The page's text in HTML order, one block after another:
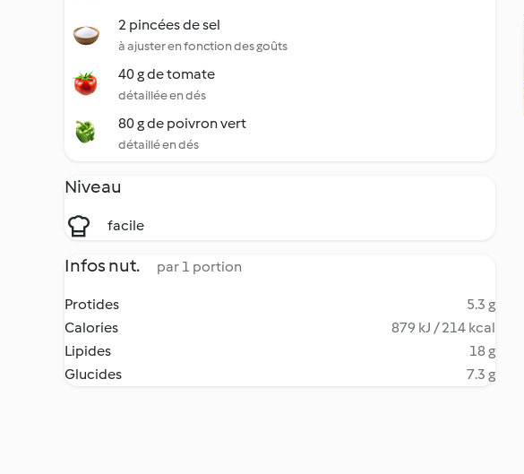
2 pincées de sel
à ajuster en fonction des goûts
40 g de tomate
détaillée en dés
80 g de poivron vert
détaillé en dés
Niveau
facile
Infos nut. par 1 portion
Protides
5.3 g
Calories
879 kJ / 214 kcal
Lipides
18 g
Glucides
7.3 g